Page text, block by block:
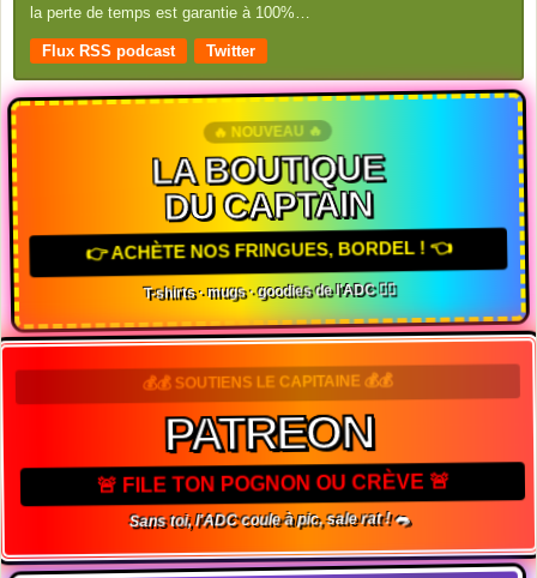
la perte de temps est garantie à 100%…
Flux RSS podcast Twitter
🔥 NOUVEAU 🔥
LA BOUTIQUE
DU CAPTAIN
👉 ACHÈTE NOS FRINGUES, BORDEL ! 👈
T-shirts · mugs · goodies de l'ADC 🏴‍☠️
💰💰 SOUTIENS LE CAPITAINE 💰💰
PATREON
🚨 FILE TON POGNON OU CRÈVE 🚨
Sans toi, l'ADC coule à pic, sale rat ! 🐀